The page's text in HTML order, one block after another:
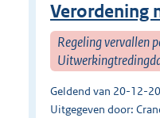
Verordening
Regeling vervallen
Geldend van 20-12-
Uitgegeven door: